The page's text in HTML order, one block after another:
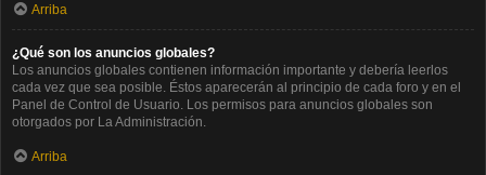
Arriba
¿Qué son los anuncios globales?
Los anuncios globales contienen información importante y debería leerlos
cada vez que sea posible. Éstos aparecerán al principio de cada foro y en el
Panel de Control de Usuario. Los permisos para anuncios globales son
otorgados por La Administración.
Arriba